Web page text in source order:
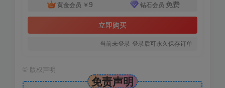
黄金会员 ￥ 9 钻石会员 免费
立即购买
当前未登录-登录后可永久保存订单
© 版权声明
免责声明